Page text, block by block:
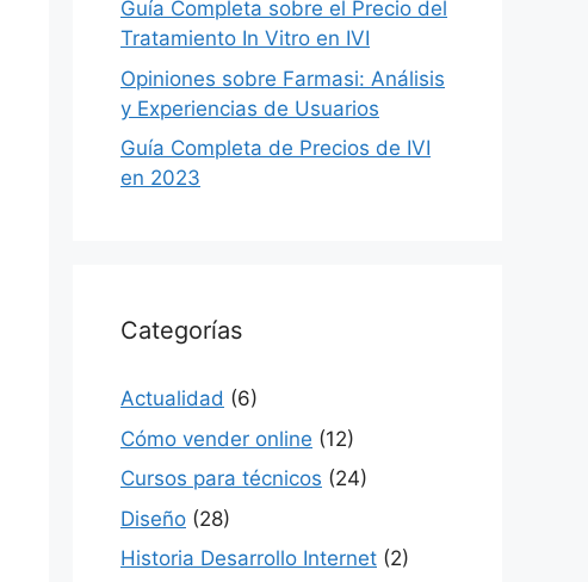
Guía Completa sobre el Precio del
Tratamiento In Vitro en IVI
Opiniones sobre Farmasi: Análisis
y Experiencias de Usuarios
Guía Completa de Precios de IVI
en 2023
Categorías
Actualidad (6)
Cómo vender online (12)
Cursos para técnicos (24)
Diseño (28)
Historia Desarrollo Internet (2)